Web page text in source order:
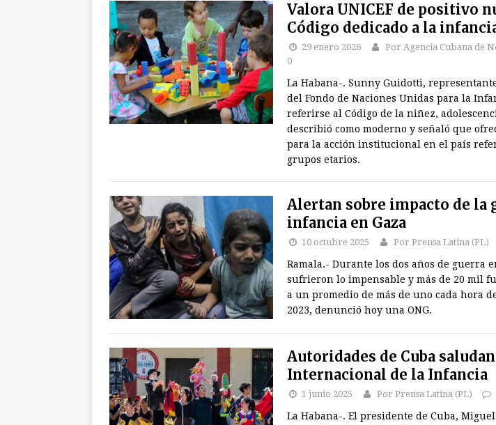
Valora UNICEF de positivo
Código dedicado a la
29 enero 2026
Por Agencia Cubana de
0
La Habana-. Sunny Guidotti,
del Fondo de Naciones Unidas para la
referirse al Código de la niñez,
describió como moderno y señaló que
para la acción institucional en el país
grupos etarios.
Alertan sobre impacto de la
infancia en Gaza
10 octubre 2025 Por Prensa Latina (PL)
Ramala.- Durante los dos años de guerra
sufrieron lo impensable y más de 20 mil
a un promedio de más de uno cada hora
2023, denunció hoy una ONG.
Autoridades de Cuba
Internacional de la Infancia
1 junio 2025 Por Prensa Latina (PL)
La Habana-. El presidente de Cuba,